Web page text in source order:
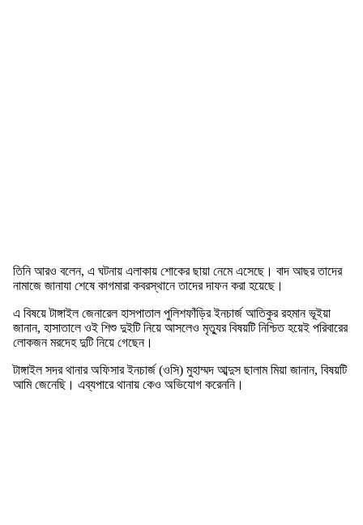
তিনি আরও বলেন, এ ঘটনায় এলাকায় শোকের ছায়া নেমে এসেছে। বাদ আছর তাদের
নামাজে জানাযা শেষে কাগমারা কবরস্থানে তাদের দাফন করা হয়েছে।
এ বিষয়ে টাঙ্গাইল জেনারেল হাসপাতাল পুলিশফাঁড়ির ইনচার্জ আতিকুর রহমান ভূইয়া
জানান, হাসাতালে ওই শিশু দুইটি নিয়ে আসলেও মৃত্যুর বিষয়টি নিশ্চিত হয়েই পরিবারের
লোকজন মরদেহ দুটি নিয়ে গেছেন।
টাঙ্গাইল সদর থানার অফিসার ইনচার্জ (ওসি) মুহাম্মদ আব্দুস ছালাম মিয়া জানান, বিষয়টি
আমি জেনেছি। এব্যপারে থানায় কেও অভিযোগ করেননি।